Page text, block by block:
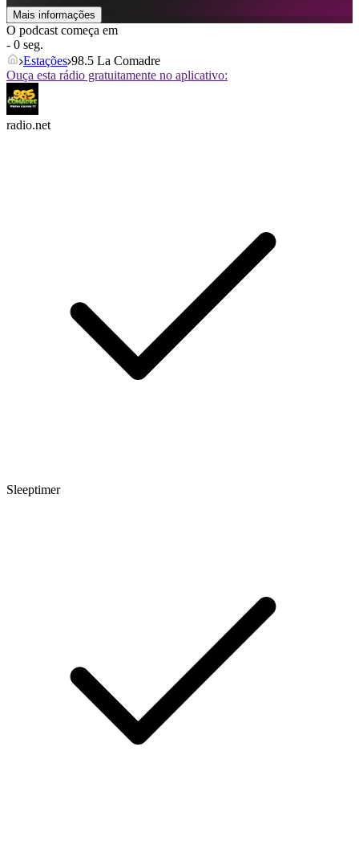
Mais informações
O podcast começa em
- 0 seg.
Estações 98.5 La Comadre
Ouça esta rádio gratuitamente no aplicativo:
radio.net
Sleeptimer